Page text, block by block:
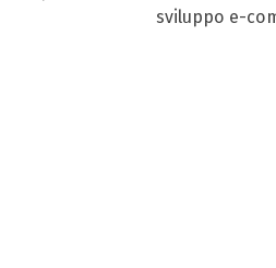
sviluppo e-